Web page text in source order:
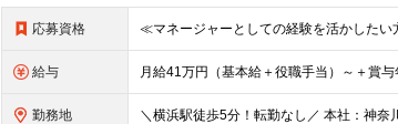
応募資格
給与
勤務地